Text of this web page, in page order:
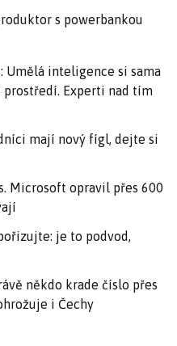
s powerbankou
Umělá inteligence si sama
prostředí. Experti nad tím
mají nový fígl, dejte si
Microsoft opravil přes 600
je to podvod,
někdo krade číslo přes
i Čechy